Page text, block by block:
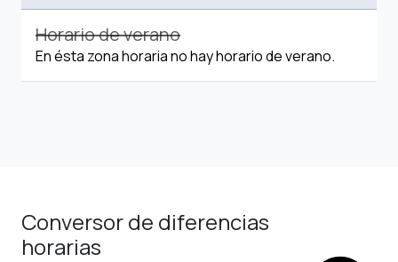
Horario de verano
En ésta zona horaria no hay horario de verano.
Conversor de diferencias
horarias